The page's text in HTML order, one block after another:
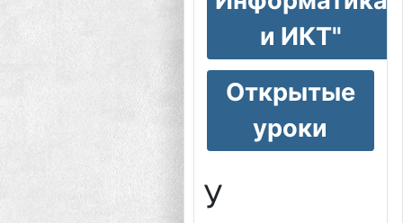
и ИКТ"
Открытые
уроки
У